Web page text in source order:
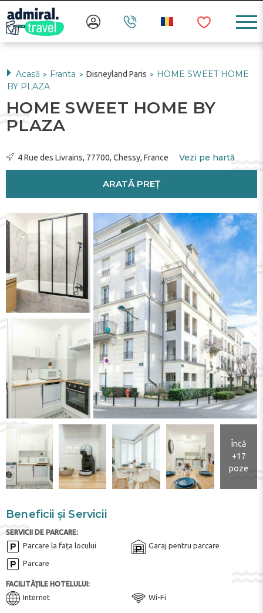
Acasă > Franta > Disneyland Paris >
HOME SWEET HOME
BY PLAZA
HOME SWEET HOME BY
PLAZA
4 Rue des Livrains, 77700, Chessy, France Vezi pe hartă
ARATĂ PREȚ
Încă
+17
poze
Beneficii și Servicii
SERVICII DE PARCARE:
Parcare la fața locului Garaj pentru parcare
Parcare
FACILITĂȚILE HOTELULUI:
Internet Wi-Fi